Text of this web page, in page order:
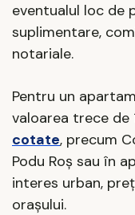
eventualul loc de
suplimentare,
notariale.
Pentru un
valoarea trece de
cotate, precum
Podu Roș sau în
interes urban,
orașului.